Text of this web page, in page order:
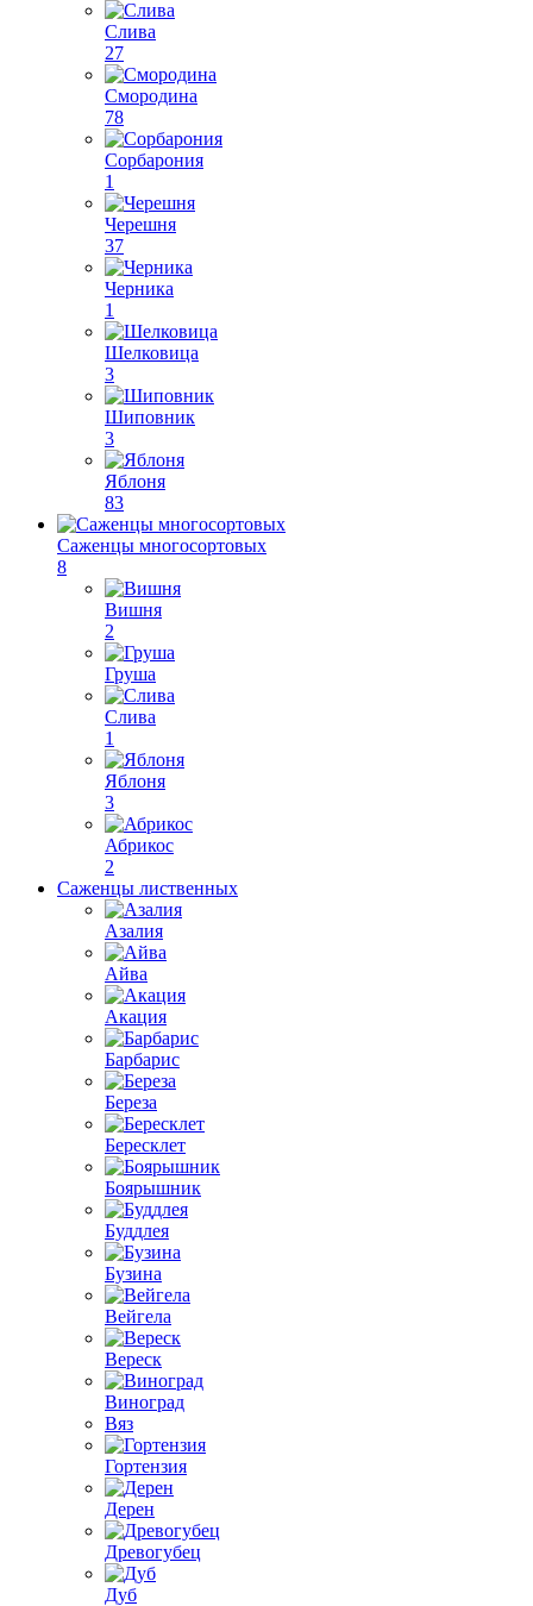
Слива
27
Смородина
78
Сорбарония
1
Черешня
37
Черника
1
Шелковица
3
Шиповник
3
Яблоня
83
Саженцы многосортовых
8
Вишня
2
Груша
Слива
1
Яблоня
3
Абрикос
2
Саженцы лиственных
Азалия
Айва
Акация
Барбарис
Береза
Бересклет
Боярышник
Буддлея
Бузина
Вейгела
Вереск
Виноград
Вяз
Гортензия
Дерен
Древогубец
Дуб